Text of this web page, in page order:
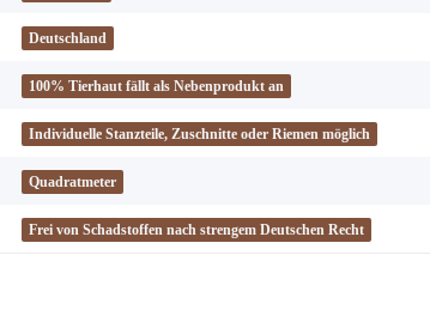
Deutschland
100% Tierhaut fällt als Nebenprodukt an
Individuelle Stanzteile, Zuschnitte oder Riemen möglich
Quadratmeter
Frei von Schadstoffen nach strengem Deutschen Recht